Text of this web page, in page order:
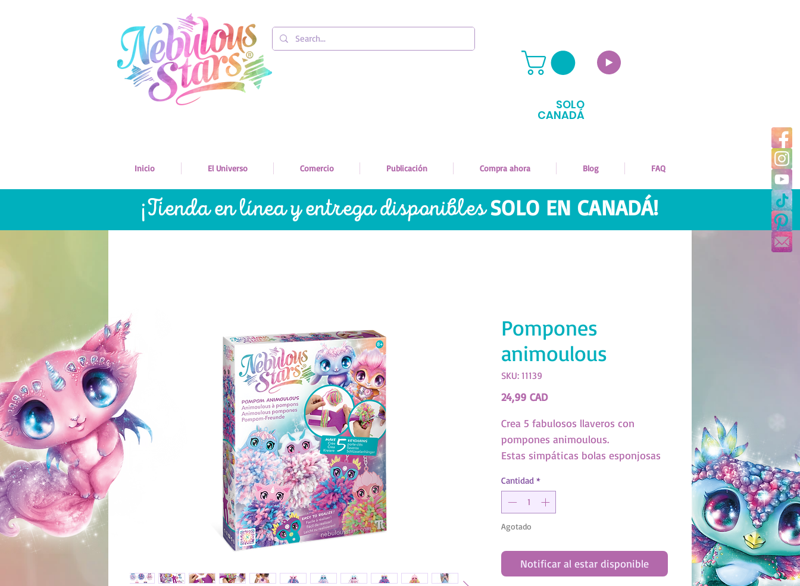
SOLO
CANADÁ
Inicio El Universo Comercio Publicación Compra ahora Blog FAQ
¡Tienda en línea y entrega disponiblesSOLO EN CANADÁ!
Pompones
animoulous
SKU: 11139
24,99 CADPrecio
Crea 5 fabulosos llaveros con
pompones animoulous.
Estas simpáticas bolas esponjosas
herramienta para hacer pompones.
(SKU: 11139)
Cantidad *
Agotado
Notificar al estar disponible